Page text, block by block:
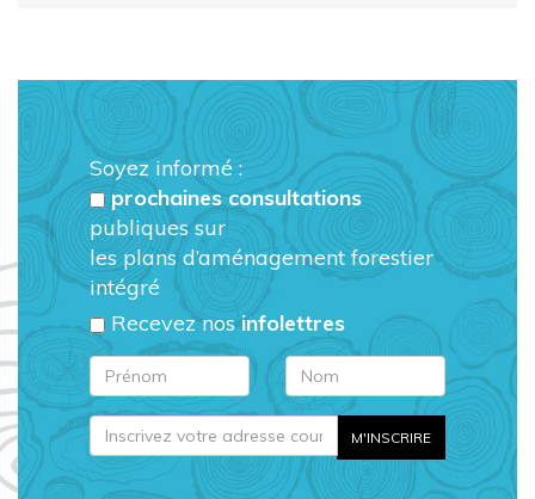
Soyez informé :
prochaines consultations
publiques sur
les plans d’aménagement forestier
intégré
Recevez nosinfolettres